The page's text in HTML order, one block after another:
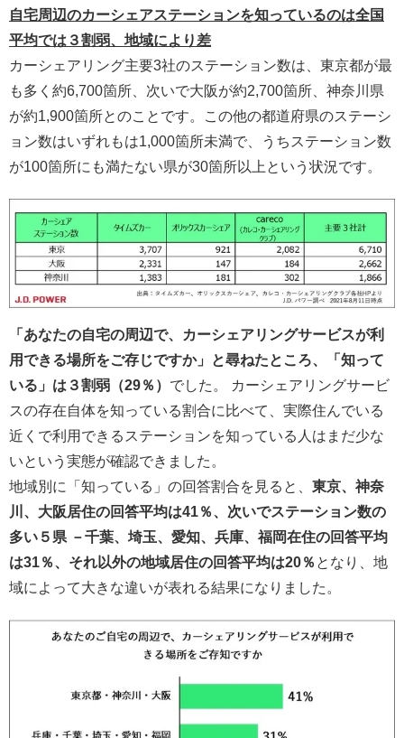
自宅周辺のカーシェアステーションを知っているのは全国
平均では３割弱、地域により差
カーシェアリング主要3社のステーション数は、東京都が最
も多く約6,700箇所、次いで大阪が約2,700箇所、神奈川県
が約1,900箇所とのことです。この他の都道府県のステーシ
ョン数はいずれもは1,000箇所未満で、うちステーション数
が100箇所にも満たない県が30箇所以上という状況です。
「あなたの自宅の周辺で、カーシェアリングサービスが利
用できる場所をご存じですか」と尋ねたところ、「知って
いる」は３割弱（29％） でした。 カーシェアリングサービ
スの存在自体を知っている割合に比べて、実際住んでいる
近くで利用できるステーションを知っている人はまだ少な
いという実態が確認できました。
地域別に「知っている」の回答割合を見ると、 東京、神奈
川、大阪居住の回答平均は41％、次いでステーション数の
多い５県 －千葉、埼玉、愛知、兵庫、福岡在住の回答平均
は31％、それ以外の地域居住の回答平均は20％ となり、地
域によって大きな違いが表れる結果になりました。